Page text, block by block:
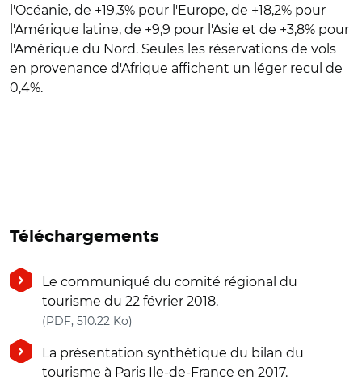
l'Océanie, de +19,3% pour l'Europe, de +18,2% pour
l'Amérique latine, de +9,9 pour l'Asie et de +3,8% pour
l'Amérique du Nord. Seules les réservations de vols
en provenance d'Afrique affichent un léger recul de
0,4%.
Téléchargements
Le communiqué du comité régional du
tourisme du 22 février 2018.
(PDF, 510.22 Ko)
La présentation synthétique du bilan du
tourisme à Paris Ile-de-France en 2017.